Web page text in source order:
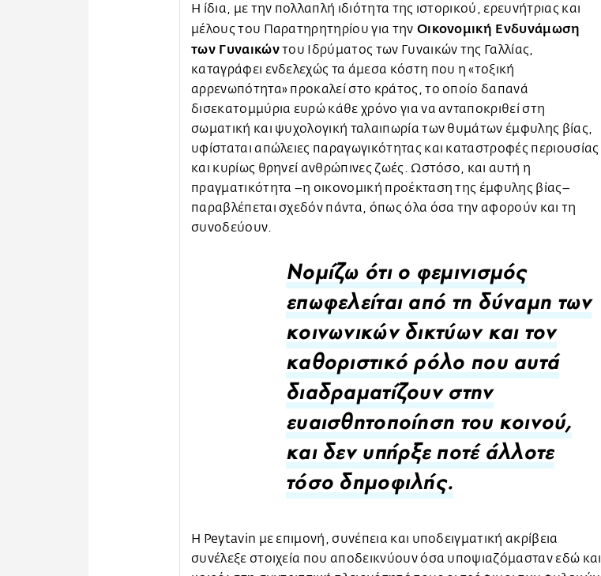
Η ίδια, με την πολλαπλή ιδιότητα της ιστορικού, ερευνήτριας και
μέλους του Παρατηρητηρίου για την Οικονομική Ενδυνάμωση
των Γυναικώντου Ιδρύματος των Γυναικών της Γαλλίας,
καταγράφει ενδελεχώς τα άμεσα κόστη που η «τοξική
αρρενωπότητα» προκαλεί στο κράτος, το οποίο δαπανά
δισεκατομμύρια ευρώ κάθε χρόνο για να ανταποκριθεί στη
σωματική και ψυχολογική ταλαιπωρία των θυμάτων έμφυλης βίας,
υφίσταται απώλειες παραγωγικότητας και καταστροφές περιουσίας
και κυρίως θρηνεί ανθρώπινες ζωές. Ωστόσο, και αυτή η
πραγματικότητα –η οικονομική προέκταση της έμφυλης βίας–
παραβλέπεται σχεδόν πάντα, όπως όλα όσα την αφορούν και τη
συνοδεύουν.
Νομίζω ότι ο φεμινισμός
επωφελείται από τη δύναμη των
κοινωνικών δικτύων και τον
καθοριστικό ρόλο που αυτά
διαδραματίζουν στην
ευαισθητοποίηση του κοινού,
και δεν υπήρξε ποτέ άλλοτε
τόσο δημοφιλής.
Η Peytavin με επιμονή, συνέπεια και υποδειγματική ακρίβεια
συνέλεξε στοιχεία που αποδεικνύουν όσα υποψιαζόμασταν εδώ και